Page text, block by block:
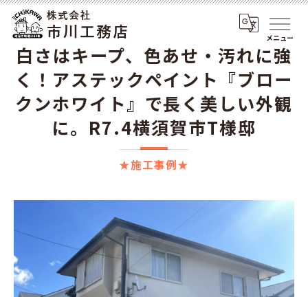
メニュー
★施工事例★
白さはキープ、色あせ・汚れに強
く！アステックペイント『ブロー
クンホワイト』で長く美しい外観
に。R7.4横須賀市T様邸